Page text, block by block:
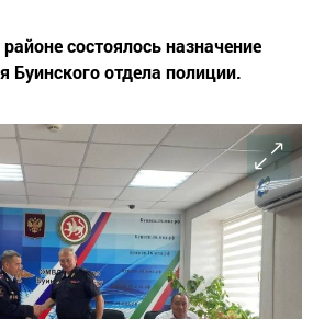
состоялось назначение
Буинского отдела полиции.